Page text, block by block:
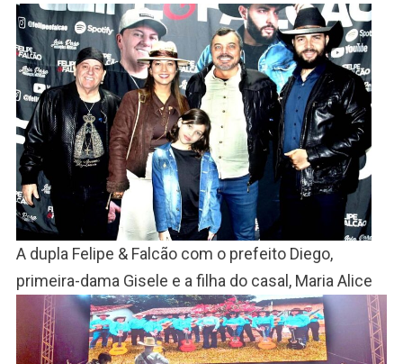
A dupla Felipe & Falcão com o prefeito Diego,
primeira-dama Gisele e a filha do casal, Maria Alice